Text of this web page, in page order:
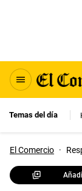
Temas del día
El Comercio ·